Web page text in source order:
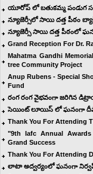
యూరోప్ లో బతుకమ్మ పండుగ
న్యూజెర్సీలో సాయి దత్త పీఠం
న్యూజెర్సీ సాయి దత్త పీఠంలో
Grand Reception For Dr.
Mahatma Gandhi
tree Community Project
Anup Rubens - Special
Fund
రంగ రంగ వైభవంగా జరిగిన
సెయింట్ లూయిస్ లో ఘనంగా
Thank You For Attending
"9th Iafc Annual
Grand Success
Thank You For Attending
లాటా అద్వర్యంలో ఘనంగా